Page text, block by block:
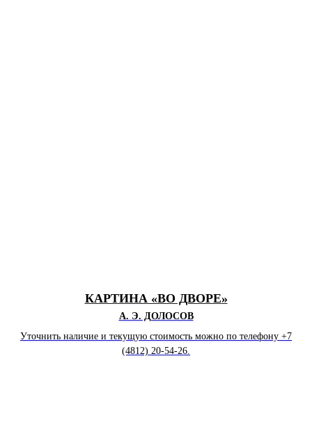
КАРТИНА «ВО ДВОРЕ»
А. Э. ДОЛОСОВ
Уточнить наличие и текущую стоимость можно по телефону +7
(4812) 20-54-26.